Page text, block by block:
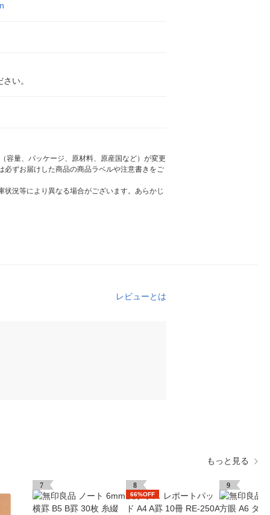
い。
容量、パッケージ、原材料、原産国など）が変更
ずお届けした商品の商品ラベルや注意書きをご
況等により異なる場合がございます。あらかじ
レビューとは
もっと見る
7 8
66%OFF
9